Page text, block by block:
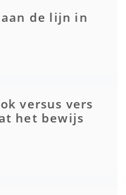
de lijn in
versus vers
het bewijs